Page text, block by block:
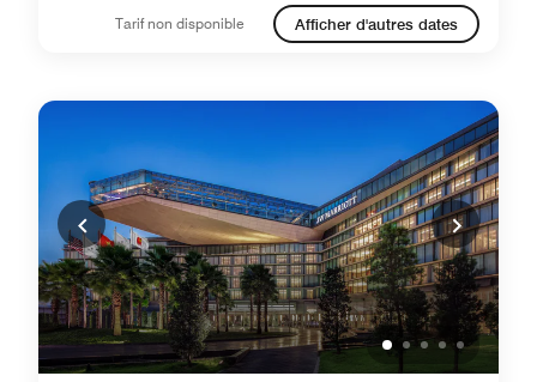
Tarif non disponible Afficher d'autres dates